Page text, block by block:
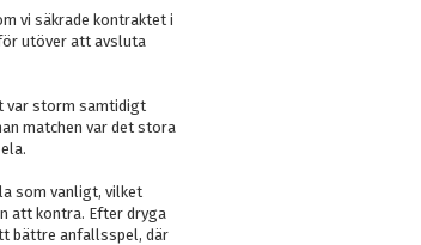
vi säkrade kontraktet i
utöver att avsluta
var storm samtidigt
matchen var det stora
som vanligt, vilket
att kontra. Efter dryga
bättre anfallsspel, där